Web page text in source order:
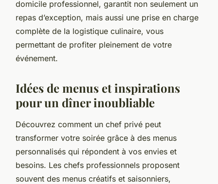
domicile professionnel, garantit non seulement un
repas d’exception, mais aussi une prise en charge
complète de la logistique culinaire, vous
permettant de profiter pleinement de votre
événement.
Idées de menus et inspirations
pour un dîner inoubliable
Découvrez comment un chef privé peut
transformer votre soirée grâce à des menus
personnalisés qui répondent à vos envies et
besoins. Les chefs professionnels proposent
souvent des menus créatifs et saisonniers,